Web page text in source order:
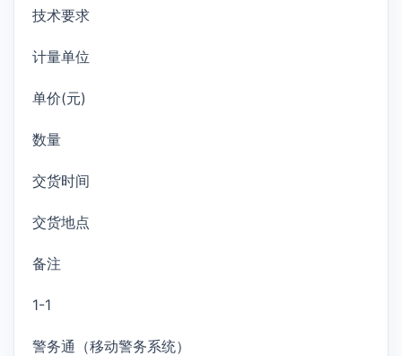
技术要求
计量单位
单价(元)
数量
交货时间
交货地点
备注
1-1
警务通（移动警务系统）